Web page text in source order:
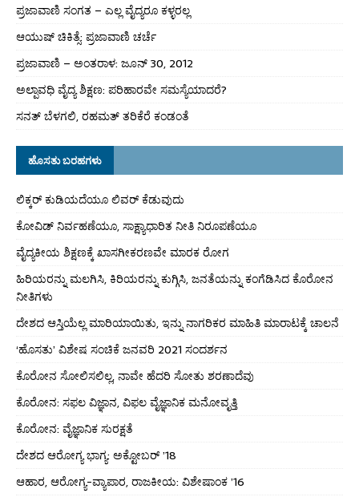
ಪ್ರಜಾವಾಣಿ ಸಂಗತ – ಎಲ್ಲ ವೈದ್ಯರೂ ಕಳ್ಳರಲ್ಲ
ಆಯುಷ್ ಚಿಕಿತ್ಸೆ: ಪ್ರಜಾವಾಣಿ ಚರ್ಚೆ
ಪ್ರಜಾವಾಣಿ – ಅಂತರಾಳ: ಜೂನ್ 30, 2012
ಅಲ್ಪಾವಧಿ ವೈದ್ಯ ಶಿಕ್ಷಣ: ಪರಿಹಾರವೇ ಸಮಸ್ಯೆಯಾದರೆ?
ಸನತ್ ಬೆಳಗಲಿ, ರಹಮತ್ ತರಿಕೆರೆ ಕಂಡಂತೆ
ಹೊಸತು ಬರಹಗಳು
ಲಿಕ್ಕರ್ ಕುಡಿಯದೆಯೂ ಲಿವರ್ ಕೆಡುವುದು
ಕೋವಿಡ್ ನಿರ್ವಹಣೆಯೂ, ಸಾಕ್ಷ್ಯಾಧಾರಿತ ನೀತಿ ನಿರೂಪಣೆಯೂ
ವೈದ್ಯಕೀಯ ಶಿಕ್ಷಣಕ್ಕೆ ಖಾಸಗೀಕರಣವೇ ಮಾರಕ ರೋಗ
ಹಿರಿಯರನ್ನು ಮಲಗಿಸಿ, ಕಿರಿಯರನ್ನು ಕುಗ್ಗಿಸಿ, ಜನತೆಯನ್ನು ಕಂಗೆಡಿಸಿದ ಕೊರೋನ
ನೀತಿಗಳು
ದೇಶದ ಆಸ್ತಿಯೆಲ್ಲ ಮಾರಿಯಾಯಿತು, ಇನ್ನು ನಾಗರಿಕರ ಮಾಹಿತಿ ಮಾರಾಟಕ್ಕೆ ಚಾಲನೆ
‘ಹೊಸತು’ ವಿಶೇಷ ಸಂಚಿಕೆ ಜನವರಿ 2021 ಸಂದರ್ಶನ
ಕೊರೋನ ಸೋಲಿಸಲಿಲ್ಲ, ನಾವೇ ಹೆದರಿ ಸೋತು ಶರಣಾದೆವು
ಕೊರೋನ: ಸಫಲ ವಿಜ್ಞಾನ, ವಿಫಲ ವೈಜ್ಞಾನಿಕ ಮನೋವೃತ್ತಿ
ಕೊರೋನ: ವೈಜ್ಞಾನಿಕ ಸುರಕ್ಷತೆ
ದೇಶದ ಆರೋಗ್ಯ ಭಾಗ್ಯ: ಅಕ್ಟೋಬರ್ ’18
ಆಹಾರ, ಆರೋಗ್ಯ-ವ್ಯಾಪಾರ, ರಾಜಕೀಯ: ವಿಶೇಷಾಂಕ ’16